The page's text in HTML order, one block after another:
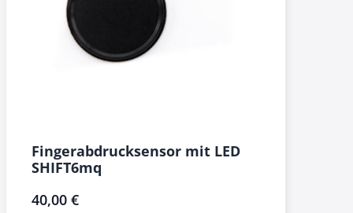
Fingerabdrucksensor mit LED
SHIFT6mq
40,00 €